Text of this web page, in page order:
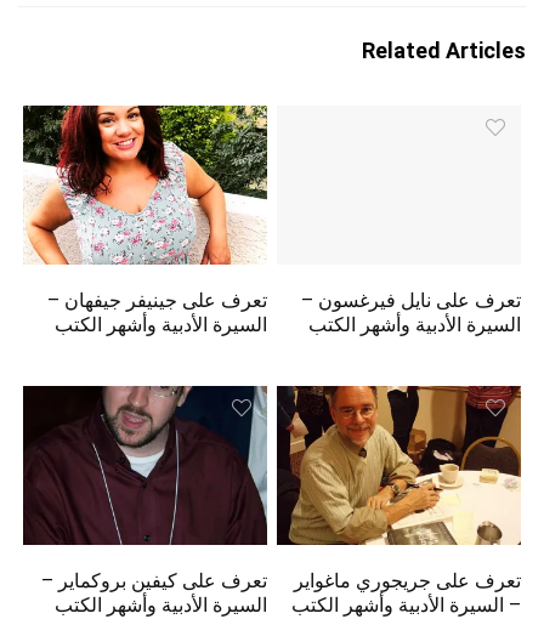
Related Articles
تعرف على نايل فيرغسون –
السيرة الأدبية وأشهر الكتب
تعرف على جينيفر جيفهان –
السيرة الأدبية وأشهر الكتب
تعرف على جريجوري ماغواير
– السيرة الأدبية وأشهر الكتب
تعرف على كيفين بروكماير –
السيرة الأدبية وأشهر الكتب